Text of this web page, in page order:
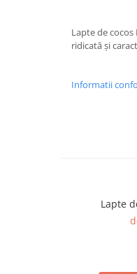
Lapte de
ridicată și
Informatii
Lapte